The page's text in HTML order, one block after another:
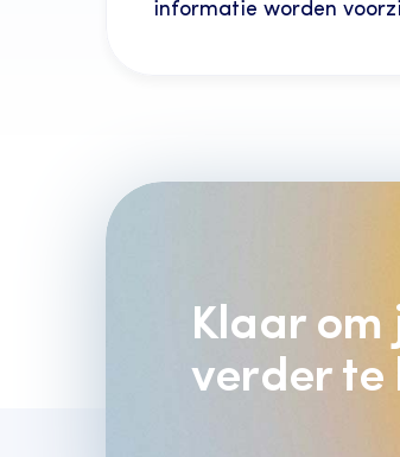
informatie worden
Klaar om
verder te